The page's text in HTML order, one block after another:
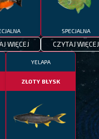
WIĘCEJ
SPECJALNA
CZYTAJ WIĘCEJ
YELAPA
ZŁOTY BŁYSK